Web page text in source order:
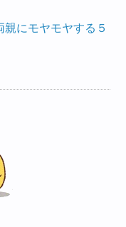
にモヤモヤする５